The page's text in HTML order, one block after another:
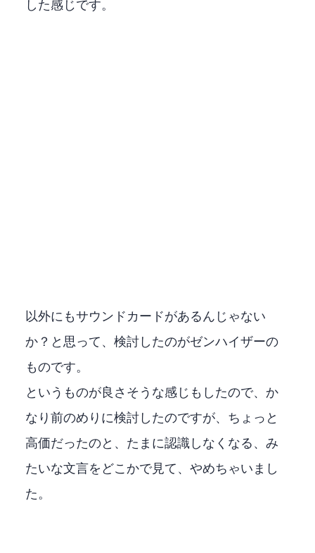
した感じです。
Creative以外にもUSBサウンドカードがあるんじゃない
か？と思って、検討したのがゼンハイザー EPOSの
ものです。
GSX100というものが良さそうな感じもしたので、か
なり前のめりに検討したのですが、ちょっと
高価だったのと、たまに認識しなくなる、み
たいな文言をどこかで見て、やめちゃいまし
た。